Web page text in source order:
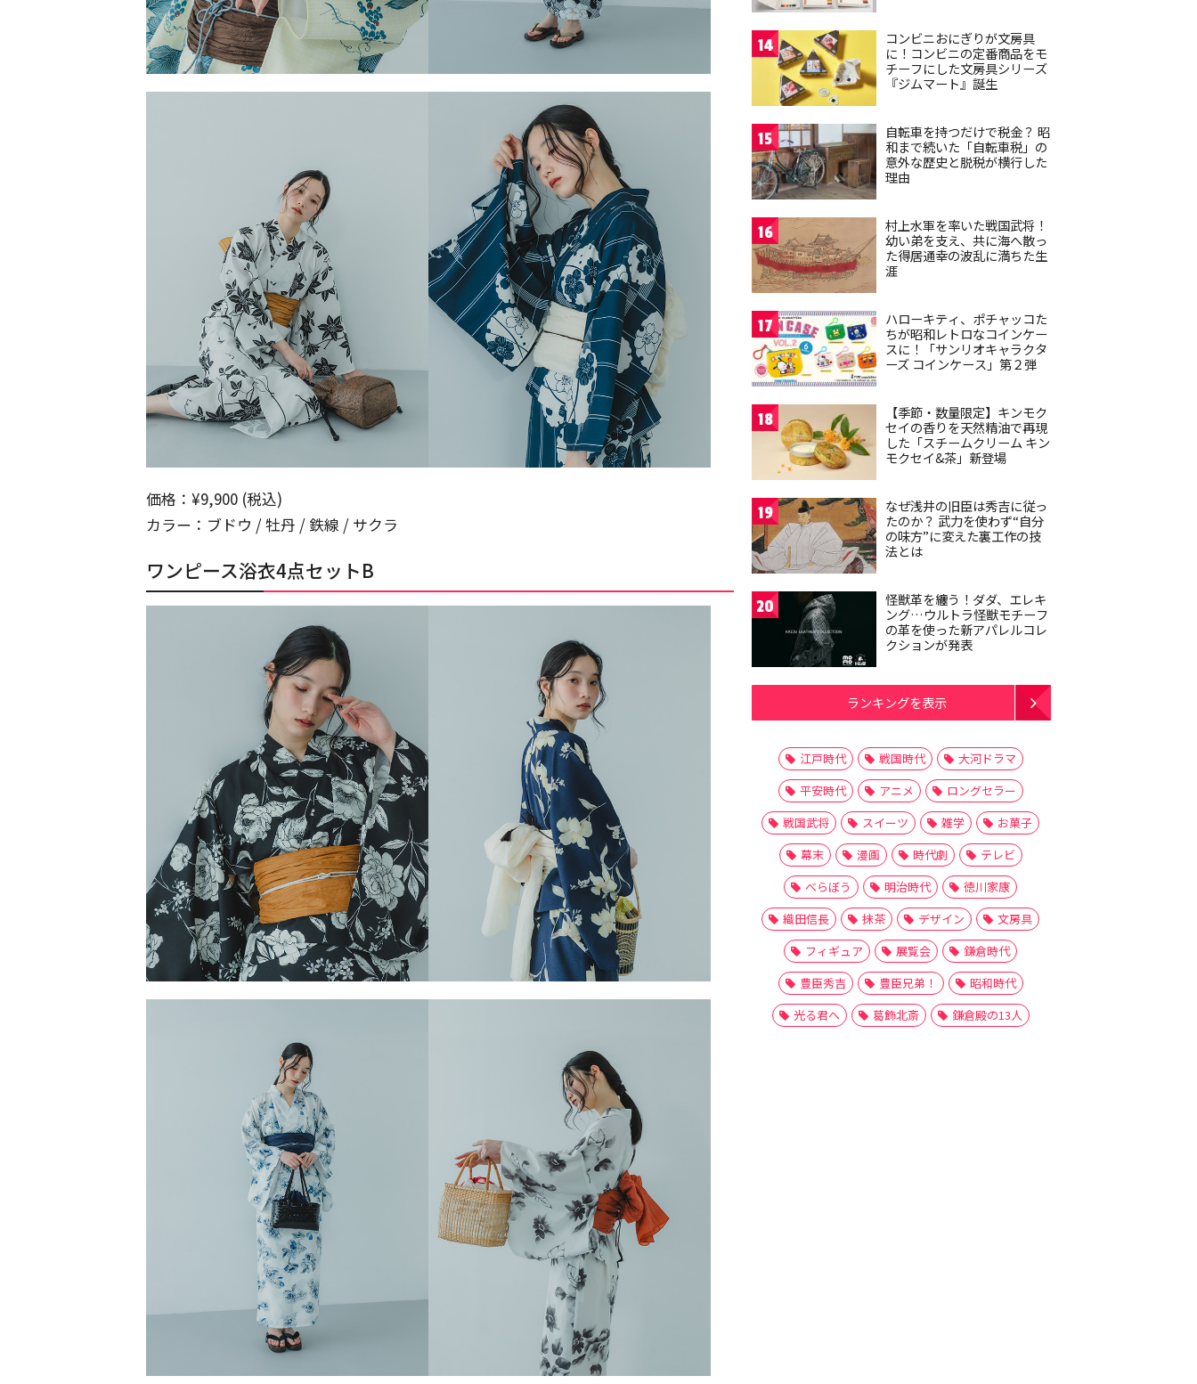
価格：¥9,900 (税込)
カラー：ブドウ / 牡丹 / 鉄線 / サクラ
ワンピース浴衣4点セットB
14
コンビニおにぎりが文房具
に！コンビニの定番商品をモ
チーフにした文房具シリーズ
『ジムマート』誕生
15
自転車を持つだけで税金？ 昭
和まで続いた「自転車税」の
意外な歴史と脱税が横行した
理由
16
村上水軍を率いた戦国武将！
幼い弟を支え、共に海へ散っ
た得居通幸の波乱に満ちた生
涯
17
ハローキティ、ポチャッコた
ちが昭和レトロなコインケー
スに！「サンリオキャラクタ
ーズ コインケース」第２弾
18
【季節・数量限定】キンモク
セイの香りを天然精油で再現
した「スチームクリーム キン
モクセイ&茶」新登場
19
なぜ浅井の旧臣は秀吉に従っ
たのか？ 武力を使わず“自分
の味方”に変えた裏工作の技
法とは
20
怪獣革を纏う！ダダ、エレキ
ング…ウルトラ怪獣モチーフ
の革を使った新アパレルコレ
クションが発表
ランキングを表示
江戸時代 戦国時代
大河ドラマ
平安時代
アニメ
ロングセラー
戦国武将
スイーツ 雑学
お菓子
幕末
漫画 時代劇
テレビ
べらぼう
明治時代
徳川家康
織田信長
抹茶 デザイン
文房具
フィギュア
展覧会
鎌倉時代
豊臣秀吉
豊臣兄弟！
昭和時代
光る君へ
葛飾北斎 鎌倉殿の13人